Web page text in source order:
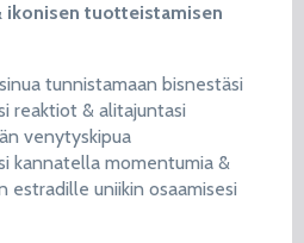
ikonisen tuotteistamisen
tunnistamaan bisnestäsi
reaktiot & alitajuntasi
venytyskipua
kannatella momentumia &
estradille uniikin osaamisesi